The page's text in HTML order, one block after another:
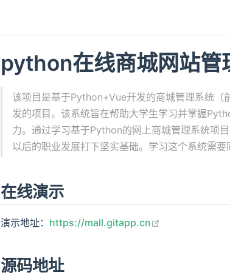
python在线商城网站管
该项目是基于Python+Vue开发的商城管理系统（
发的项目。该系统旨在帮助大学生学习并掌握
力。通过学习基于Python的网上商城管理系统项
以后的职业发展打下坚实基础。学习这个系统需
在线演示
演示地址： https://mall.gitapp.cn
源码地址